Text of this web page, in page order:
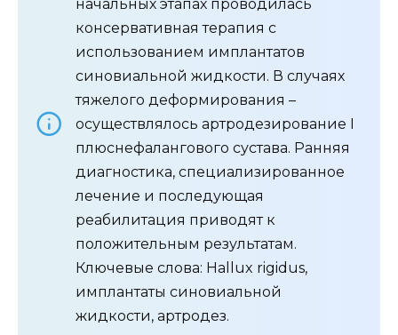
начальных этапах проводилась
консервативная терапия с
использованием имплантатов
синовиальной жидкости. В случаях
тяжелого деформирования –
осуществлялось артродезирование I
плюснефалангового сустава. Ранняя
диагностика, специализированное
лечение и последующая
реабилитация приводят к
положительным результатам.
Ключевые слова: Hallux rigidus,
имплантаты синовиальной
жидкости, артродез.